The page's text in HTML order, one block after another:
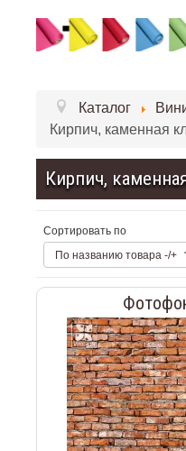
Каталог
Кирпич, каменная
Кирпич,
Сортировать по
По названию товара -/+